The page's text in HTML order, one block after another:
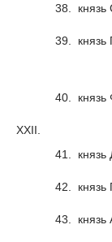
XXII.
38.
39.
40.
41.
42.
43.